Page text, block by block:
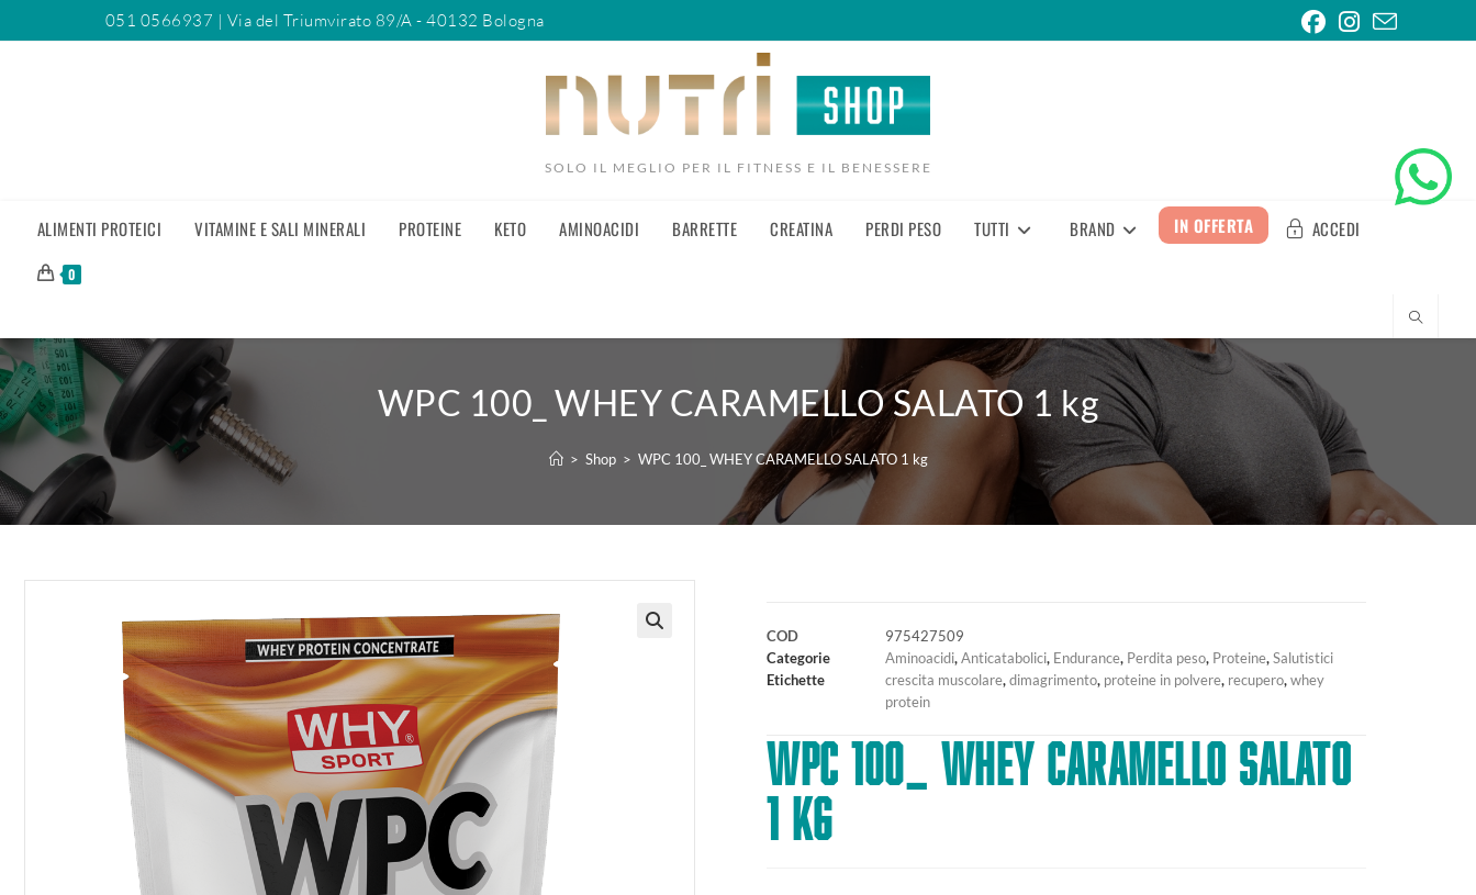
051 0566937 | Via del Triumvirato 89/A - 40132 Bologna
SOLO IL MEGLIO PER IL FITNESS E IL BENESSERE
ALIMENTI PROTEICI VITAMINE E SALI MINERALI PROTEINE KETO AMINOACIDI BARRETTE CREATINA PERDI PESO TUTTI BRAND IN OFFERTA ACCEDI
0
WPC 100_ WHEY CARAMELLO SALATO 1 kg
> Shop > WPC 100_ WHEY CARAMELLO SALATO 1 kg
COD
975427509
Categorie
Aminoacidi,Anticatabolici, Endurance, Perdita peso, Proteine,Salutistici
Etichette
crescita muscolare,dimagrimento, proteine in polvere, recupero,whey
protein
WPC 100_ WHEY CARAMELLO SALATO
1 kg